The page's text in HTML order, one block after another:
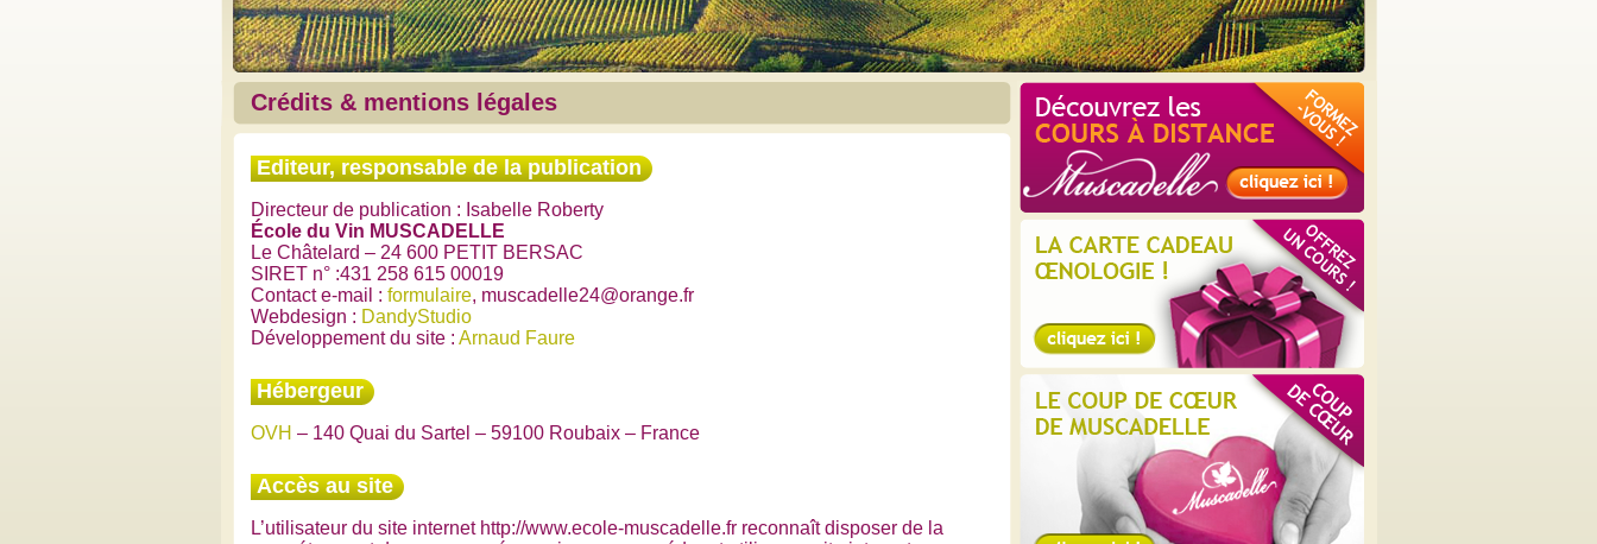
Crédits & mentions légales
Editeur, responsable de la publication
Directeur de publication : Isabelle Roberty
École du Vin MUSCADELLE
Le Châtelard – 24 600 PETIT BERSAC
SIRET n° :431 258 615 00019
Contact e-mail : formulaire, muscadelle24@orange.fr
Webdesign : DandyStudio
Développement du site : Arnaud Faure
Hébergeur
OVH – 140 Quai du Sartel – 59100 Roubaix – France
Accès au site
L’utilisateur du site internet http://www.ecole-muscadelle.fr reconnaît disposer de la